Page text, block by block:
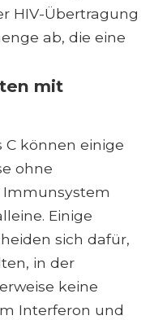
HIV-Übertragung
ab, die eine
mit
C können einige
ohne
Immunsystem
Einige
sich dafür,
in der
keine
Interferon und